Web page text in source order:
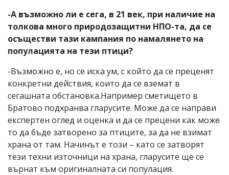
-А възможно ли е сега, в 21 век, при наличие на
толкова много природозащитни НПО-та, да се
осъществи тази кампания по намалянето на
популацията на тези птици?
-Възможно е, но се иска ум, с който да се преценят
конкретни действия, които да се вземат в
сегашната обстановка.Например сметището в
Братово подхранва гларусите. Може да се направи
експертен оглед и оценка и да се прецени как може
то да бъде затворено за птиците, за да не взимат
храна от там. Начинът е този – като се затворят
тези техни източници на храна, гларусите ще се
върнат към оригиналната си популация.